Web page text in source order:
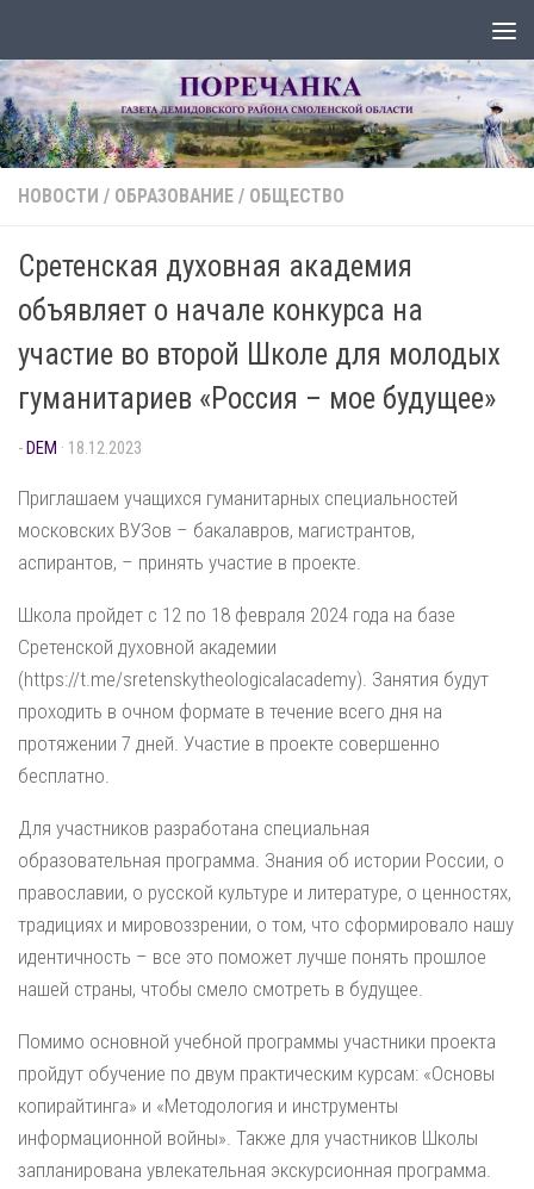
НОВОСТИ / ОБРАЗОВАНИЕ / ОБЩЕСТВО
Сретенская духовная академия
объявляет о начале конкурса на
участие во второй Школе для молодых
гуманитариев «Россия – мое будущее»
-DEM · 18.12.2023
Приглашаем учащихся гуманитарных специальностей
московских ВУЗов – бакалавров, магистрантов,
аспирантов, – принять участие в проекте.
Школа пройдет с 12 по 18 февраля 2024 года на базе
Сретенской духовной академии
(https://t.me/sretenskytheologicalacademy). Занятия будут
проходить в очном формате в течение всего дня на
протяжении 7 дней. Участие в проекте совершенно
бесплатно.
Для участников разработана специальная
образовательная программа. Знания об истории России, о
православии, о русской культуре и литературе, о ценностях,
традициях и мировоззрении, о том, что сформировало нашу
идентичность – все это поможет лучше понять прошлое
нашей страны, чтобы смело смотреть в будущее.
Помимо основной учебной программы участники проекта
пройдут обучение по двум практическим курсам: «Основы
копирайтинга» и «Методология и инструменты
информационной войны». Также для участников Школы
запланирована увлекательная экскурсионная программа.